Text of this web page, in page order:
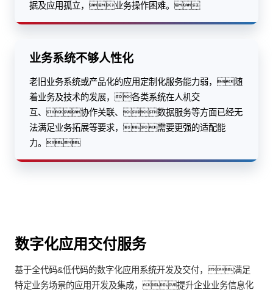
据及应用孤立，业务操作困难。
业务系统不够人性化
老旧业务系统或产品化的应用定制化服务能力弱，随
着业务及技术的发展，各类系统在人机交
互、协作关联、数据服务等方面已经无
法满足业务拓展等要求，需要更强的适配能
力。
数字化应用交付服务
基于全代码&低代码的数字化应用系统开发及交付，满足
特定业务场景的应用开发及集成，提升企业业务信息化